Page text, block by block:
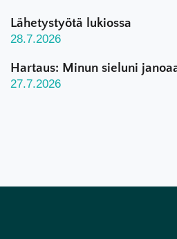
Lähetystyötä lukiossa
28.7.2026
Hartaus: Minun sieluni
27.7.2026